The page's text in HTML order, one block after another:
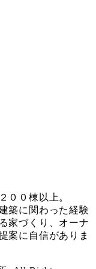
００棟以上。
築に関わった経験
家づくり、オーナ
案に自信がありま